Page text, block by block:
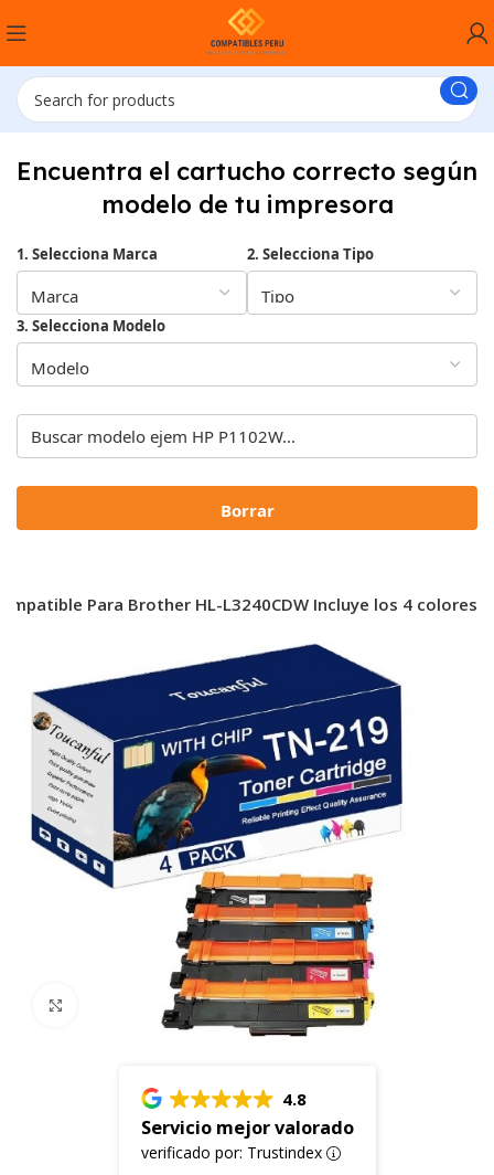
Encuentra el cartucho correcto según
modelo de tu impresora
1. Selecciona Marca 2. Selecciona Tipo
3. Selecciona Modelo
Borrar
Para Brother HL-L3240CDW Incluye los 4 colores
Click to enlarge
4.8
Servicio mejor valorado
verificado por: Trustindex